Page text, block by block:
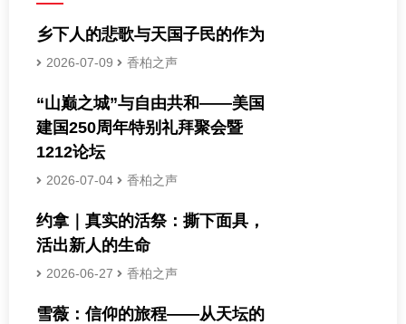
乡下人的悲歌与天国子民的作为
2026-07-09 香柏之声
“山巅之城”与自由共和——美国
建国250周年特别礼拜聚会暨
1212论坛
2026-07-04 香柏之声
约拿｜真实的活祭：撕下面具，
活出新人的生命
2026-06-27 香柏之声
雪薇：信仰的旅程——从天坛的